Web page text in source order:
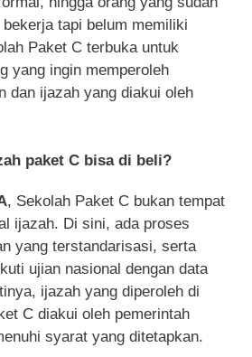
bekerja tapi belum memiliki
Paket C terbuka untuk
yang ingin memperoleh
dan ijazah yang diakui oleh
paket C bisa di beli?
, Sekolah Paket C bukan tempat
ijazah. Di sini, ada proses
yang terstandarisasi, serta
ujian nasional dengan data
ijazah yang diperoleh di
C diakui oleh pemerintah
syarat yang ditetapkan.